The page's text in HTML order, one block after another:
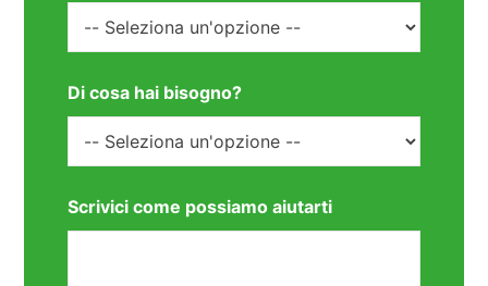
Di cosa hai bisogno?
Scrivici come possiamo aiutarti